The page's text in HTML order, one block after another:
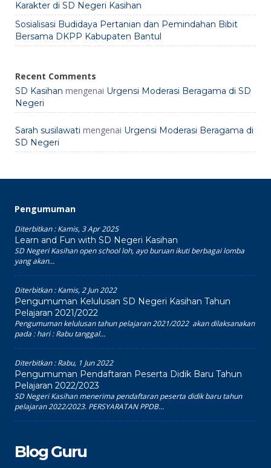
Karakter di SD Negeri Kasihan
Sosialisasi Budidaya Pertanian dan Pemindahan Bibit
Bersama DKPP Kabupaten Bantul
Recent Comments
SD Kasihan mengenai Urgensi Moderasi Beragama di SD
Negeri
Sarah susilawati mengenai Urgensi Moderasi Beragama di
SD Negeri
Pengumuman
Diterbitkan :Kamis, 3 Apr 2025
Learn and Fun with SD Negeri Kasihan
SD Negeri Kasihan open school loh, ayo buruan ikuti berbagai lomba
yang akan...
Diterbitkan :Kamis, 2 Jun 2022
Pengumuman Kelulusan SD Negeri Kasihan Tahun
Pelajaran 2021/2022
Pengumuman kelulusan tahun pelajaran 2021/2022 akan dilaksanakan
pada : hari : Rabu tanggal...
Diterbitkan :Rabu, 1 Jun 2022
Pengumuman Pendaftaran Peserta Didik Baru Tahun
Pelajaran 2022/2023
SD Negeri Kasihan menerima pendaftaran peserta didik baru tahun
pelajaran 2022/2023. PERSYARATAN PPDB...
Blog Guru